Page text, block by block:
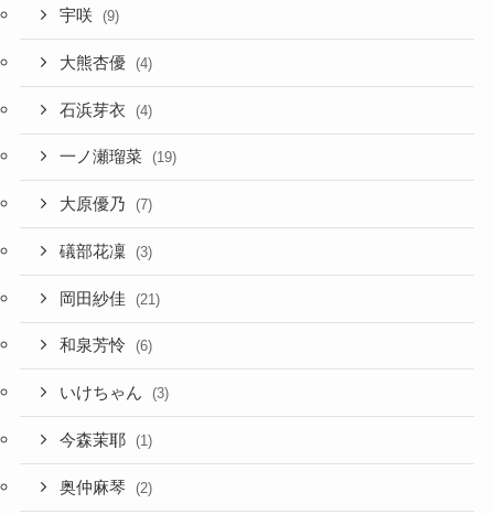
宇咲 (9)
大熊杏優 (4)
石浜芽衣 (4)
一ノ瀬瑠菜 (19)
大原優乃 (7)
礒部花凜 (3)
岡田紗佳 (21)
和泉芳怜 (6)
いけちゃん (3)
今森茉耶 (1)
奥仲麻琴 (2)